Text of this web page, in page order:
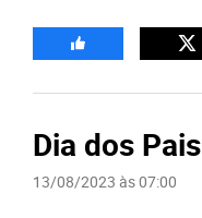
Dia dos Pais
13/08/2023 às 07:00